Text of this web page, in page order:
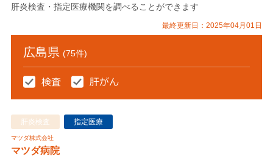
肝炎検査・指定医療機関を調べることができます
最終更新日：2025年04月01日
広島県 (75件)
肝炎検査 指定医療
マツダ株式会社
マツダ病院